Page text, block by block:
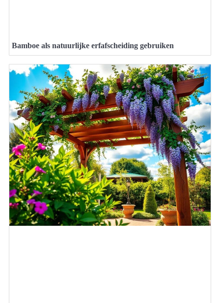
Bamboe als natuurlijke erfafscheiding gebruiken